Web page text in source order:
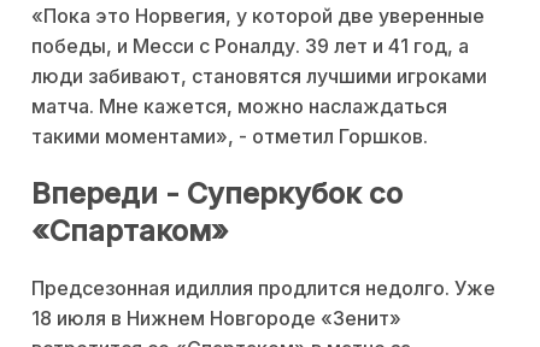
«Пока это Норвегия, у которой две уверенные
победы, и Месси с Роналду. 39 лет и 41 год, а
люди забивают, становятся лучшими игроками
матча. Мне кажется, можно наслаждаться
такими моментами», - отметил Горшков.
Впереди - Суперкубок со
«Спартаком»
Предсезонная идиллия продлится недолго. Уже
18 июля в Нижнем Новгороде «Зенит»